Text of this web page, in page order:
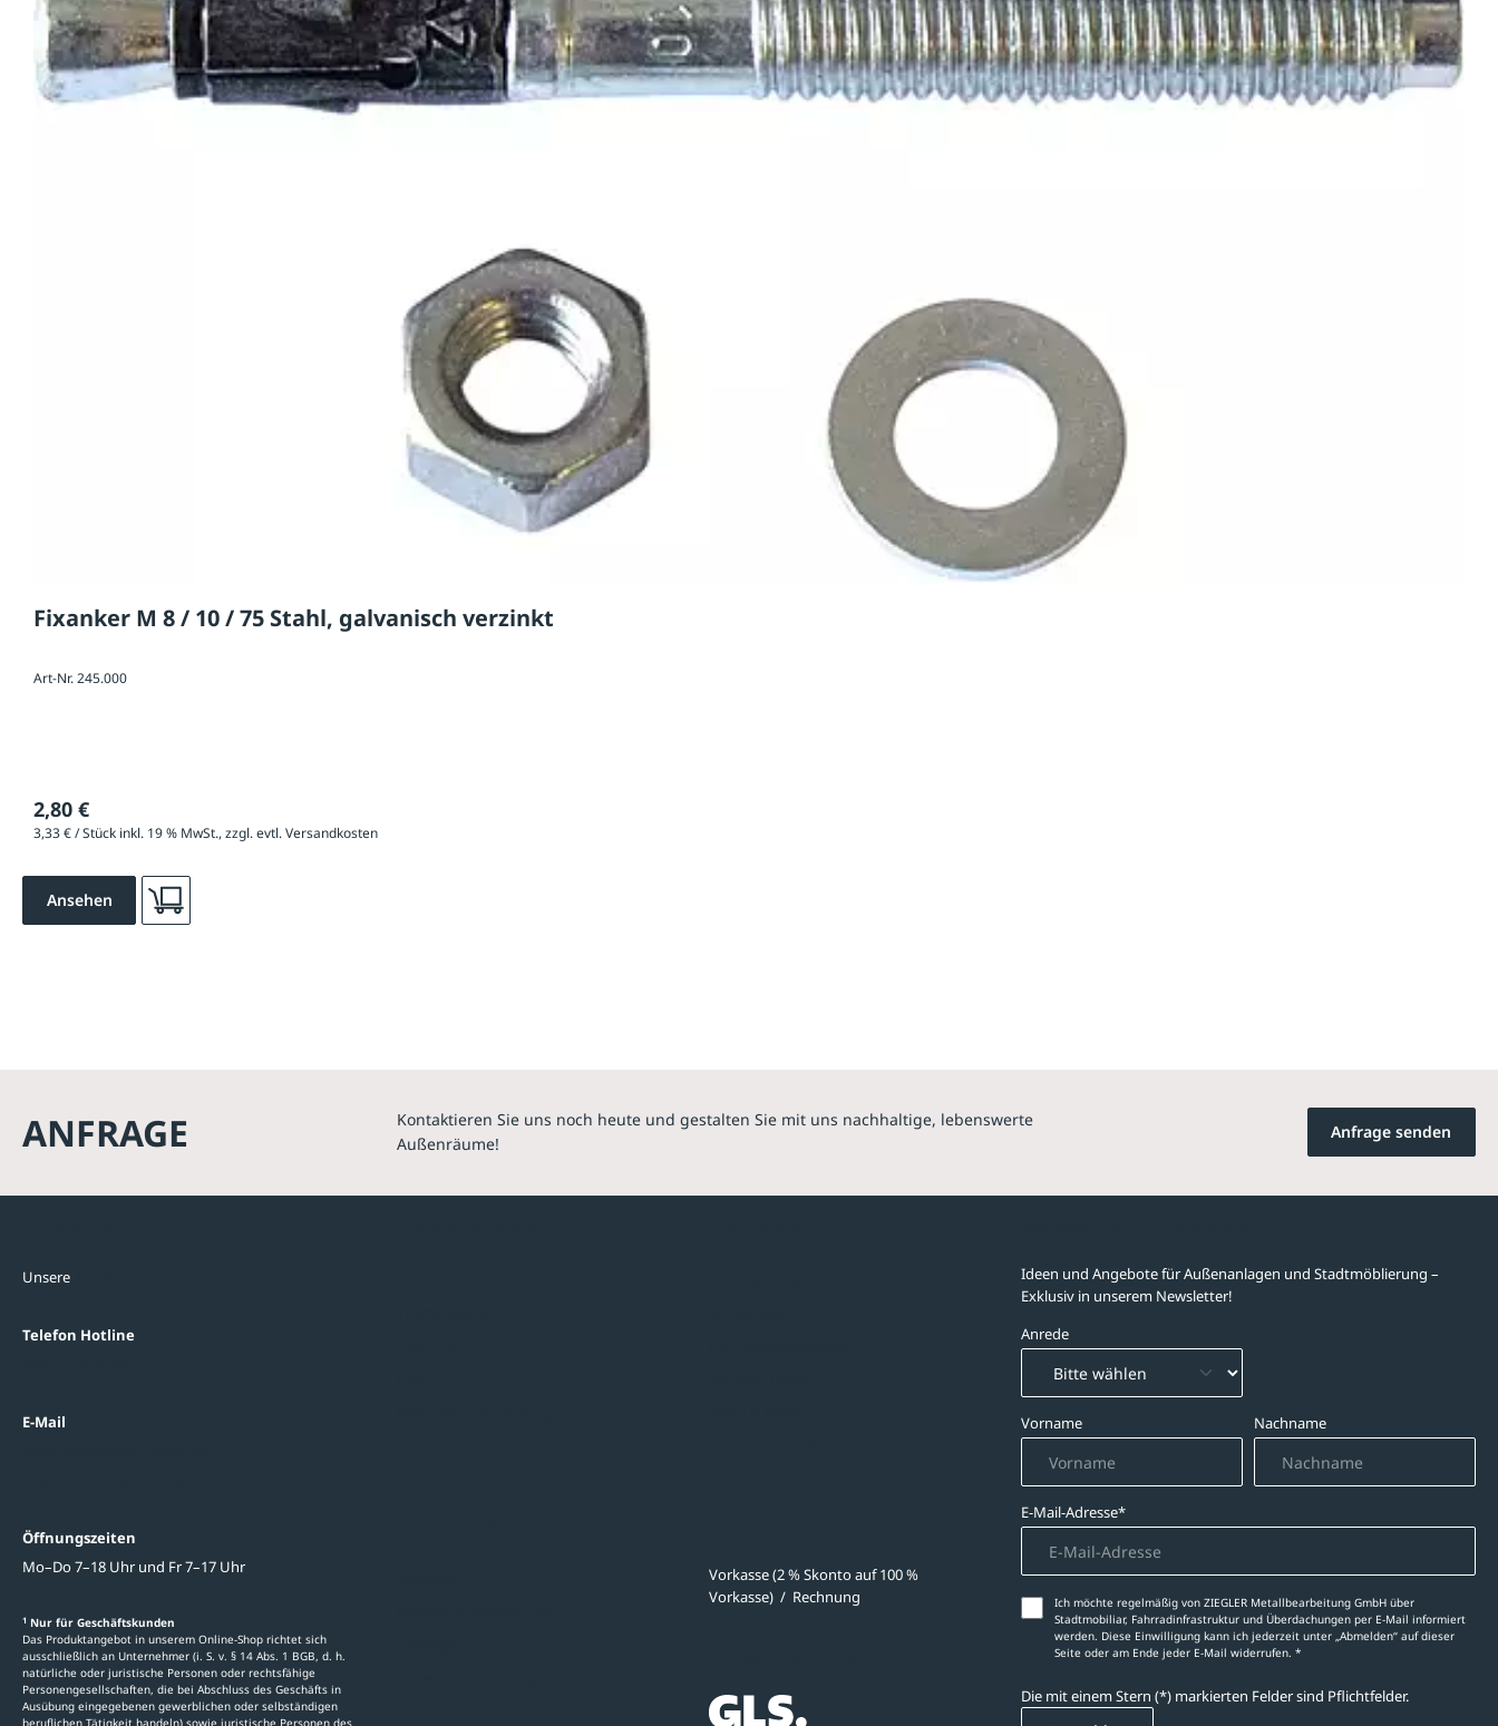
Fixanker M 8 / 10 / 75 Stahl, galvanisch verzinkt
Art-Nr. 245.000
2,80 €
3,33 € / Stück inkl. 19 % MwSt., zzgl. evtl. Versandkosten
Ansehen
ANFRAGE
Kontaktieren Sie uns noch heute und gestalten Sie mit uns nachhaltige, lebenswerte
Außenräume!
Anfrage senden
Unsere
Telefon Hotline
E-Mail
Öffnungszeiten
Mo–Do 7–18 Uhr und Fr 7–17 Uhr
1 Nur für Geschäftskunden
Das Produktangebot in unserem Online-Shop richtet sich
ausschließlich an Unternehmer (i. S. v. § 14 Abs. 1 BGB, d. h.
natürliche oder juristische Personen oder rechtsfähige
Personengesellschaften, die bei Abschluss des Geschäfts in
Ausübung eingegebenen gewerblichen oder selbständigen
Vorkasse (2 % Skonto auf 100 %
Vorkasse) / Rechnung
Ideen und Angebote für Außenanlagen und Stadtmöblierung –
Exklusiv in unserem Newsletter!
Anrede
Vorname Nachname
E-Mail-Adresse*
Ich möchte regelmäßig von ZIEGLER Metallbearbeitung GmbH über
Stadtmobiliar, Fahrradinfrastruktur und Überdachungen per E-Mail informiert
werden. Diese Einwilligung kann ich jederzeit unter „Abmelden‘‘ auf dieser
Seite oder am Ende jeder E-Mail widerrufen. *
Die mit einem Stern (*) markierten Felder sind Pflichtfelder.